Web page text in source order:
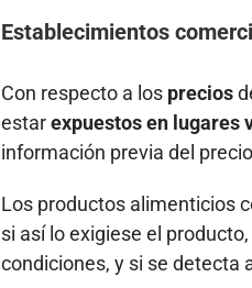
Establecimientos
Con respecto a los precios
estarexpuestos en lugares
información previa del
Los productos alimenticios
si así lo exigiese el
condiciones, y si se detecta